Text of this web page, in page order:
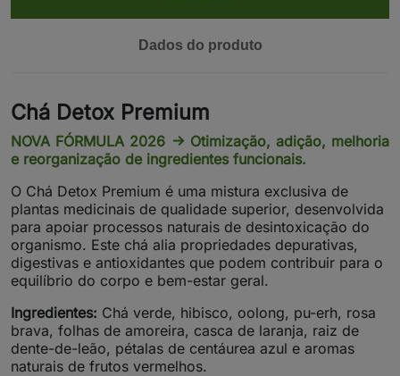
Dados do produto
Chá Detox Premium
NOVA FÓRMULA 2026 -> Otimização, adição, melhoria
e reorganização de ingredientes funcionais.
O Chá Detox Premium é uma mistura exclusiva de
plantas medicinais de qualidade superior, desenvolvida
para apoiar processos naturais de desintoxicação do
organismo. Este chá alia propriedades depurativas,
digestivas e antioxidantes que podem contribuir para o
equilíbrio do corpo e bem-estar geral.
Ingredientes: Chá verde, hibisco, oolong, pu-erh, rosa
brava, folhas de amoreira, casca de laranja, raiz de
dente-de-leão, pétalas de centáurea azul e aromas
naturais de frutos vermelhos.